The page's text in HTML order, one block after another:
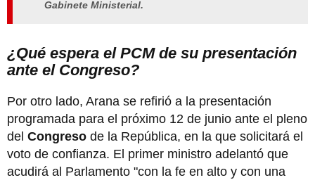
Gabinete Ministerial.
¿Qué espera el PCM de su presentación
ante el Congreso?
Por otro lado, Arana se refirió a la presentación
programada para el próximo 12 de junio ante el pleno
del Congreso de la República, en la que solicitará el
voto de confianza. El primer ministro adelantó que
acudirá al Parlamento "con la fe en alto y con una